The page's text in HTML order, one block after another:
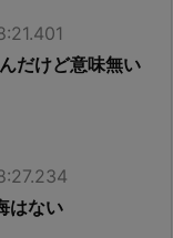
だけど意味無い
はない